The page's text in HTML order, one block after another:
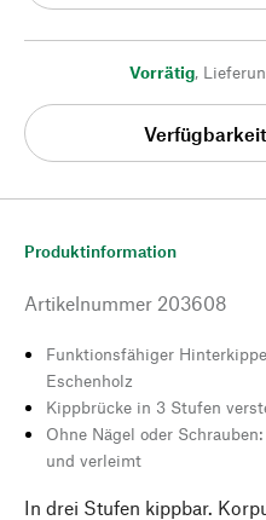
Vorrätig,
Produktinformation
Artikelnummer 203608
Funktionsfähiger
Eschenholz
Kippbrücke in 3 Stufen
Ohne Nägel oder
und verleimt
In drei Stufen kippbar.